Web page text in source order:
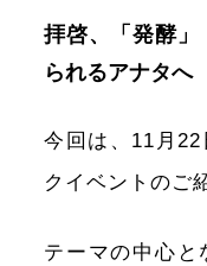
拝啓、「発酵」
られるアナタへ
今回は、11月
クイベントのご
テーマの中心と